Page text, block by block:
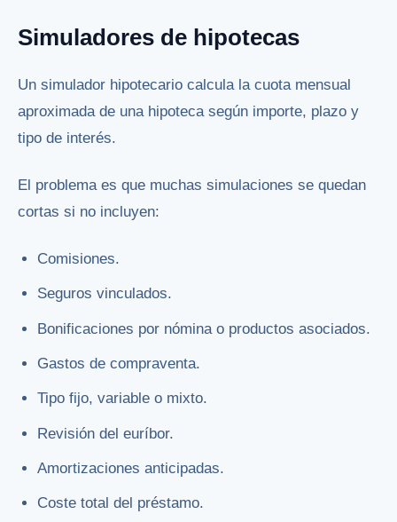
Simuladores de hipotecas
Un simulador hipotecario calcula la cuota mensual
aproximada de una hipoteca según importe, plazo y
tipo de interés.
El problema es que muchas simulaciones se quedan
cortas si no incluyen:
Comisiones.
Seguros vinculados.
Bonificaciones por nómina o productos asociados.
Gastos de compraventa.
Tipo fijo, variable o mixto.
Revisión del euríbor.
Amortizaciones anticipadas.
Coste total del préstamo.